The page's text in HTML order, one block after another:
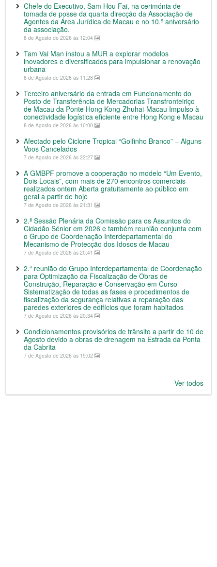
Chefe do Executivo, Sam Hou Fai, na cerimónia de
tomada de posse da quarta direcção da Associação de
Agentes da Área Jurídica de Macau e no 10.º aniversário
da associação.
8 de Agosto de 2026 às 12:04
Tam Vai Man instou a MUR a explorar modelos
inovadores e diversificados para impulsionar a renovação
urbana
8 de Agosto de 2026 às 11:28
Terceiro aniversário da entrada em Funcionamento do
Posto de Transferência de Mercadorias Transfronteiriço
de Macau da Ponte Hong Kong-Zhuhai-Macau Impulso à
conectividade logística eficiente entre Hong Kong e Macau
8 de Agosto de 2026 às 10:00
Afectado pelo Ciclone Tropical “Golfinho Branco” – Alguns
Voos Cancelados
7 de Agosto de 2026 às 22:27
A GMBPF promove a cooperação no modelo “Um Evento,
Dois Locais”, com mais de 270 encontros comerciais
realizados ontem Aberta gratuitamente ao público em
geral a partir de hoje
7 de Agosto de 2026 às 21:31
2.ª Sessão Plenária da Comissão para os Assuntos do
Cidadão Sénior em 2026 e também reunião conjunta com
o Grupo de Coordenação Interdepartamental do
Mecanismo de Protecção dos Idosos de Macau
7 de Agosto de 2026 às 20:41
2.ª reunião do Grupo Interdepartamental de Coordenação
para Optimização da Fiscalização de Obras de
Construção, Reparação e Conservação em Curso
Sistematização de todas as fases e procedimentos de
fiscalização da segurança relativas a reparação das
paredes exteriores de edifícios que foram habitados
7 de Agosto de 2026 às 20:34
Condicionamentos provisórios de trânsito a partir de 10 de
Agosto devido a obras de drenagem na Estrada da Ponta
da Cabrita
7 de Agosto de 2026 às 19:02
Ver todos